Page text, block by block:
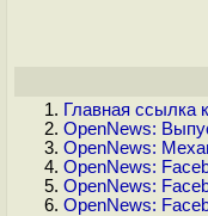
Главная ссылка
OpenNews:
OpenNews:
OpenNews:
OpenNews:
OpenNews: